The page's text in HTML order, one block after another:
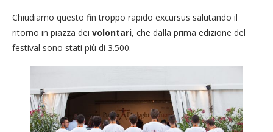
Chiudiamo questo fin troppo rapido excursus salutando il
ritorno in piazza dei volontari, che dalla prima edizione del
festival sono stati più di 3.500.